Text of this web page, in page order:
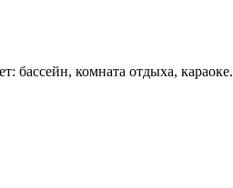
бассейн, комната отдыха, караоке.